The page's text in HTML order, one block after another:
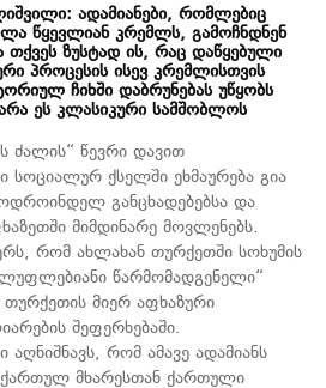
ადამიანები, რომლებიც
წყევლიან კრემლს, გამოჩნდნენ
თქვეს ზუსტად ის, რაც დაწყებული
პროცესის ისევ კრემლისთვის
ჩიხში დაბრუნებას უწყობს
ეს კლასიკური სამშობლოს
ძალის“ წევრი დავით
სოციალურ ქსელში ეხმაურება გია
განცხადებებსა და
მიმდინარე მოვლენებს.
რომ ახლახან თურქეთში სოხუმის
წარმომადგენელი“
მიერ აფხაზური
შეფერხებაში.
რომ ამავე ადამიანს
ქართულ მხარესთან ქართული